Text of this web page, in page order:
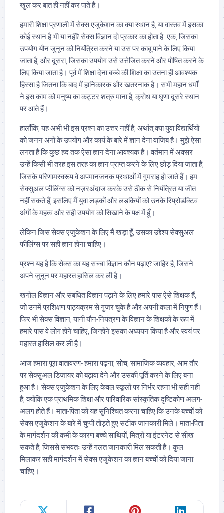
खुल कर बात ही नहीं कर पाते हैं।
हमारी शिक्षा प्रणाली में सेक्स एजुकेशन का क्या स्थान है, या वास्तव में इसका
कोई स्थान है भी या नहीं? सेक्स विज्ञान दो प्रकार का होता है- एक, जिसका
उपयोग यौन जुनून को नियंत्रित करने या उस पर काबू पाने के लिए किया
जाता है, और दूसरा, जिसका उपयोग उसे उत्तेजित करने और पोषित करने के
लिए किया जाता है। पूर्व में शिक्षा देना बच्चे की शिक्षा का उतना ही आवश्यक
हिस्सा है जितना कि बाद में हानिकारक और खतरनाक है। सभी महान धर्मों
ने इस काम को मनुष्य का कट्टर शत्रु माना है, क्रोध या घृणा दूसरे स्थान
पर आते हैं।
हालाँकि, यह अभी भी इस प्रश्न का उत्तर नहीं है, अर्थात् क्या युवा विद्यार्थियों
को जनन अंगों के उपयोग और कार्य के बारे में ज्ञान देना वाजिब है। मुझे ऐसा
लगता है कि कुछ हद तक ऐसा ज्ञान देना आवश्यक है। वर्तमान में अक्सर
उन्हें किसी भी तरह इस तरह का ज्ञान प्राप्त करने के लिए छोड़ दिया जाता है,
जिसके परिणामस्वरूप वे अपमानजनक प्रथाओं में गुमराह हो जाते हैं। हम
सेक्सुअल फीलिंग्स को नज़रअंदाज करके उसे ठीक से नियंत्रित या जीत
नहीं सकते हैं, इसलिए मैं युवा लड़कों और लड़कियों को उनके रिप्रोडक्टिव
अंगों के महत्व और सही उपयोग को सिखाने के पक्ष में हूँ।
लेकिन जिस सेक्स एजुकेशन के लिए मैं खड़ा हूँ, उसका उद्देश्य सेक्सुअल
फीलिंग्स पर सही ज्ञान होना चाहिए।
प्रश्न यह है कि सेक्स का यह सच्चा विज्ञान कौन पढ़ाए? जाहिर है, जिसने
अपने जुनून पर महारत हासिल कर ली है।
खगोल विज्ञान और संबंधित विज्ञान पढ़ाने के लिए हमारे पास ऐसे शिक्षक हैं,
जो उनमें प्रशिक्षण पाठ्यक्रम से गुजर चुके हैं और अपनी कला में निपुण हैं।
फिर भी सेक्स विज्ञान, यानी यौन-नियंत्रण के विज्ञान के शिक्षकों के रूप में
हमारे पास वे लोग होने चाहिए, जिन्होंने इसका अध्ययन किया है और स्वयं पर
महारत हासिल कर ली है।
आज हमारा पूरा वातावरण- हमारा पढ़ना, सोच, सामाजिक व्यवहार, आम तौर
पर सेक्सुअल डिज़ायर को बढ़ावा देने और उसकी पूर्ति करने के लिए बना
हुआ है। सेक्स एजुकेशन के लिए केवल स्कूलों पर निर्भर रहना भी सही नहीं
है, क्योंकि एक प्राथमिक शिक्षा और पारिवारिक सांस्कृतिक दृष्टिकोण अलग-
अलग होते हैं। माता-पिता को यह सुनिश्चित करना चाहिए कि उनके बच्चों को
सेक्स एजुकेशन के बारे में चुप्पी तोड़ते हुए सटीक जानकारी मिले। माता-पिता
के मार्गदर्शन की कमी के कारण बच्चे साथियों, मित्रों या इंटरनेट से सीख
सकते हैं, जिससे संभवतः उन्हें गलत जानकारी मिल सकती है। कुल
मिलाकर सही मार्गदर्शन में सेक्स एजुकेशन का ज्ञान बच्चों को दिया जाना
चाहिए।